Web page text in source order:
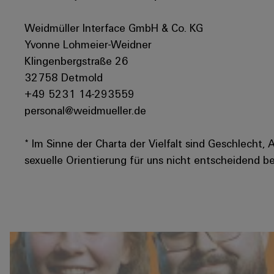
Weidmüller Interface GmbH & Co. KG
Yvonne Lohmeier-Weidner
Klingenbergstraße 26
32758 Detmold
+49 5231 14-293559
personal@weidmueller.de
* Im Sinne der Charta der Vielfalt sind Geschlecht,
sexuelle Orientierung für uns nicht entscheidend